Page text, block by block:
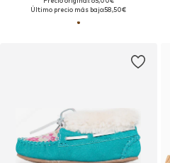
Último precio más bajo:58,50€